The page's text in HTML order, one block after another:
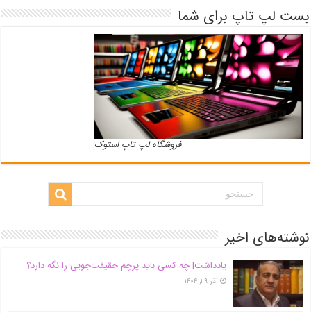
بست لپ تاپ برای شما
فروشگاه لپ تاپ استوک
نوشته‌های اخیر
یادداشت| ‌چه کسی باید پرچم حقیقت‌جویی را نگه دارد؟
آذر ۲۹, ۱۴۰۴